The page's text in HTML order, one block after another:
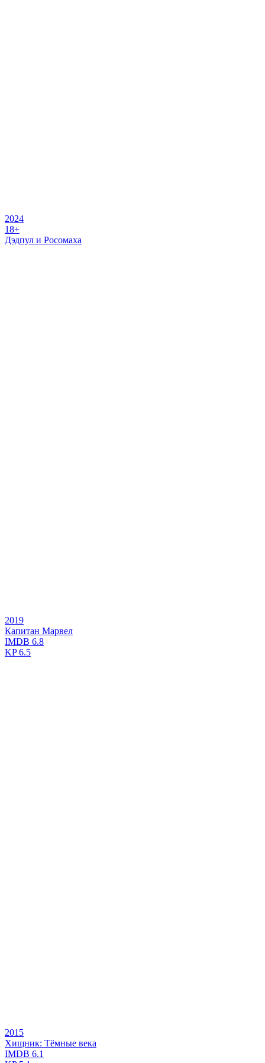
2024
18+
Дэдпул и Росомаха
2019
Капитан Марвел
IMDB 6.8
KP6.5
2015
Хищник: Тёмные века
IMDB 6.1